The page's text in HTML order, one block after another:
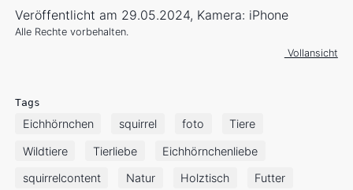
Veröffentlicht am 29.05.2024, Kamera: iPhone
Alle Rechte vorbehalten.
Vollansicht
Tags
Eichhörnchen squirrel foto Tiere
Wildtiere Tierliebe Eichhörnchenliebe
squirrelcontent Natur Holztisch Futter